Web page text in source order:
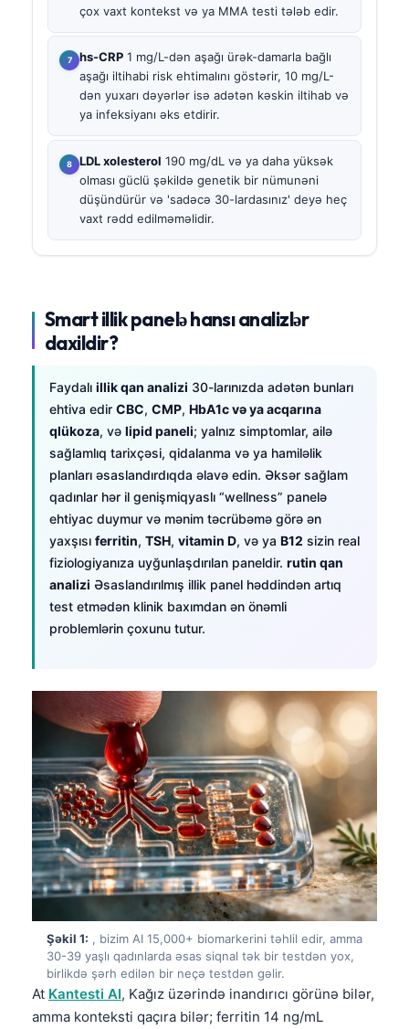
çox vaxt kontekst və ya MMA testi tələb edir.
hs-CRP 1 mg/L-dən aşağı ürək-damarla bağlı
aşağı iltihabi risk ehtimalını göstərir, 10 mg/L-
dən yuxarı dəyərlər isə adətən kəskin iltihab və
ya infeksiyanı əks etdirir.
LDL xolesterol 190 mg/dL və ya daha yüksək
olması güclü şəkildə genetik bir nümunəni
düşündürür və 'sadəcə 30-lardasınız' deyə heç
vaxt rədd edilməməlidir.
Smart illik panelə hansı analizlər
daxildir?
Faydalı illik qan analizi 30-larınızda adətən bunları
ehtiva edir CBC, CMP, HbA1c və ya acqarına
qlükoza, və lipid paneli; yalnız simptomlar, ailə
sağlamlıq tarixçəsi, qidalanma və ya hamiləlik
planları əsaslandırdıqda əlavə edin. Əksər sağlam
qadınlar hər il genişmiqyaslı “wellness” panelə
ehtiyac duymur və mənim təcrübəmə görə ən
yaxşısı ferritin, TSH, vitamin D, və ya B12 sizin real
fiziologiyanıza uyğunlaşdırılan paneldir. rutin qan
analizi Əsaslandırılmış illik panel həddindən artıq
test etmədən klinik baxımdan ən önəmli
problemlərin çoxunu tutur.
Şəkil 1: , bizim AI 15,000+ biomarkerini təhlil edir, amma
30-39 yaşlı qadınlarda əsas siqnal tək bir testdən yox,
birlikdə şərh edilən bir neçə testdən gəlir.
At Kantesti AI, Kağız üzərində inandırıcı görünə bilər,
amma konteksti qaçıra bilər; ferritin 14 ng/mL